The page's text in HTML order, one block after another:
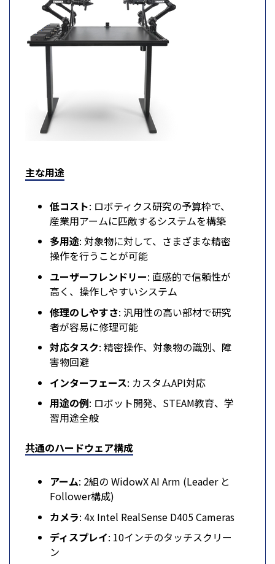
主な用途
低コスト: ロボティクス研究の予算枠で、
産業用アームに匹敵するシステムを構築
多用途: 対象物に対して、さまざまな精密
操作を行うことが可能
ユーザーフレンドリー: 直感的で信頼性が
高く、操作しやすいシステム
修理のしやすさ: 汎用性の高い部材で研究
者が容易に修理可能
対応タスク: 精密操作、対象物の識別、障
害物回避
インターフェース: カスタムAPI対応
用途の例: ロボット開発、STEAM教育、学
習用途全般
共通のハードウェア構成
アーム: 2組の WidowX AI Arm (Leader と
Follower構成)
カメラ: 4x Intel RealSense D405 Cameras
ディスプレイ: 10インチのタッチスクリー
ン